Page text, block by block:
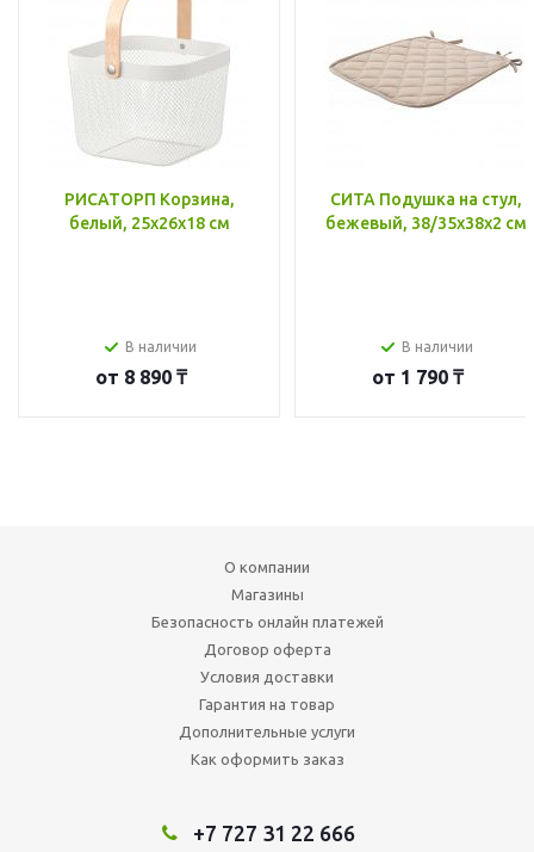
РИСАТОРП Корзина,
белый, 25x26x18 см
В наличии
от 8 890 ₸
СИТА Подушка на стул,
бежевый, 38/35x38x2 см
В наличии
от 1 790 ₸
О компании
Магазины
Безопасность онлайн платежей
Договор оферта
Условия доставки
Гарантия на товар
Дополнительные услуги
Как оформить заказ
+7 727 31 22 666